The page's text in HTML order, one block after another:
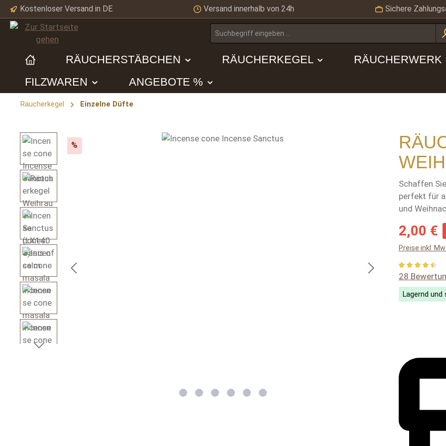
Hauptinhalt springen
Zur Suche springen
Zur Hauptnavigation springen
Kostenloser Versand in DE Versand innerhalb von 24h Sichere
RÄUCHERSTÄBCHEN RÄUCHERKEGEL RÄUCHERWERK
FILZWAREN
ANGEBOTE %
Räucherkegel Einzelne Düfte
Bildergalerie überspringen
%
Schaffen
perfekt für
und
2,00 €
Preise inkl.
28
Lagernd